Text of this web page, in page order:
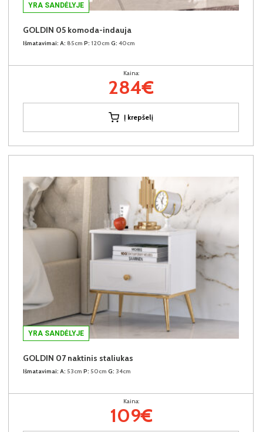
YRA SANDĖLYJE
GOLDIN 05 komoda-indauja
Išmatavimai: A: 85cm P: 120cm G: 40cm
Kaina:
284€
Į krepšelį
YRA SANDĖLYJE
GOLDIN 07 naktinis staliukas
Išmatavimai: A: 53cm P: 50cm G: 34cm
Kaina:
109€